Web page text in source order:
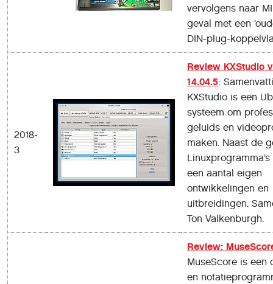
vervolgens naar
geval met een
DIN-plug-
2018-
3
Review KXStudio
14.04.5:
KXStudio is een
systeem om
geluids­ en
maken. Naast de
een aantal eigen
ontwikkelingen en
uitbreidingen.
Ton Valkenburgh.
Review:
MuseScore is een
en